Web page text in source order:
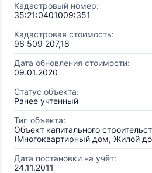
Кадастровый номер:
35:21:0401009:351
Кадастровая стоимость:
96 509 207,18
Дата обновления стоимости:
09.01.2020
Статус объекта:
Ранее учтенный
Тип объекта:
Объект капитального
(Многоквартирный дом, Жилой
Дата постановки на учёт:
24.11.2011